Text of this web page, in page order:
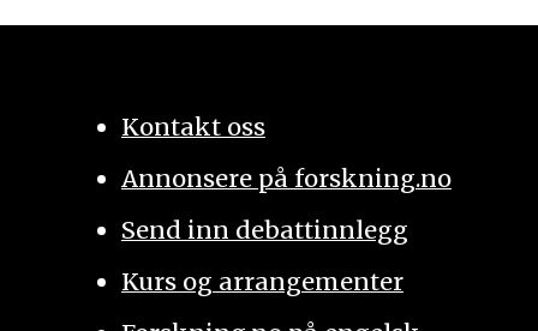
Kontakt oss
Annonsere på forskning.no
Send inn debattinnlegg
Kurs og arrangementer